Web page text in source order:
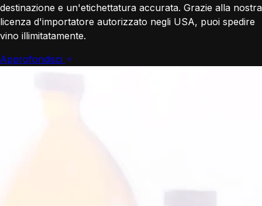
destinazione e un'etichettatura accurata. Grazie alla nostra
licenza d'importatore autorizzato negli USA, puoi spedire
vino illimitatamente.
Approfondisci